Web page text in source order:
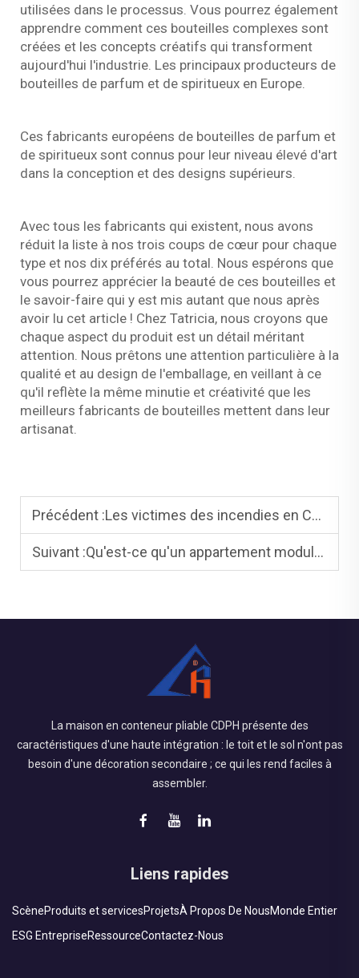
utilisées dans le processus. Vous pourrez également
apprendre comment ces bouteilles complexes sont
créées et les concepts créatifs qui transforment
aujourd'hui l'industrie. Les principaux producteurs de
bouteilles de parfum et de spiritueux en Europe.
Ces fabricants européens de bouteilles de parfum et
de spiritueux sont connus pour leur niveau élevé d'art
dans la conception et des designs supérieurs.
Avec tous les fabricants qui existent, nous avons
réduit la liste à nos trois coups de cœur pour chaque
type et nos dix préférés au total. Nous espérons que
vous pourrez apprécier la beauté de ces bouteilles et
le savoir-faire qui y est mis autant que nous après
avoir lu cet article ! Chez Tatricia, nous croyons que
chaque aspect du produit est un détail méritant
attention. Nous prêtons une attention particulière à la
qualité et au design de l'emballage, en veillant à ce
qu'il reflète la même minutie et créativité que les
meilleurs fabricants de bouteilles mettent dans leur
artisanat.
Précédent :Les victimes des incendies en Californie se tournent vers le préfabriqué pour reconstruire
Suivant :Qu'est-ce qu'un appartement modulaire ?
La maison en conteneur pliable CDPH présente des
caractéristiques d'une haute intégration : le toit et le sol n'ont pas
besoin d'une décoration secondaire ; ce qui les rend faciles à
assembler.
Liens rapides
ScèneProduits et servicesProjetsÀ Propos De NousMonde Entier
ESG EntrepriseRessourceContactez-Nous